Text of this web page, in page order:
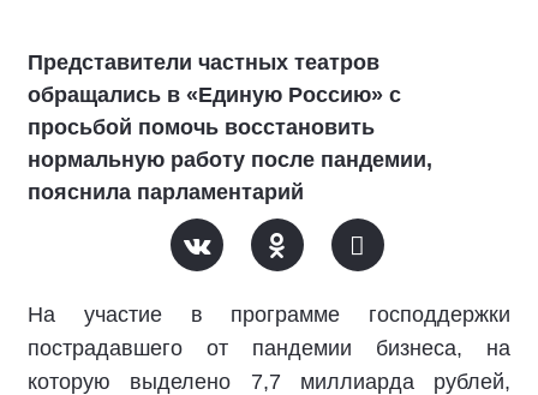
Представители частных театров
обращались в «Единую Россию» с
просьбой помочь восстановить
нормальную работу после пандемии,
пояснила парламентарий
На участие в программе господдержки
пострадавшего от пандемии бизнеса, на
которую выделено 7,7 миллиарда рублей,